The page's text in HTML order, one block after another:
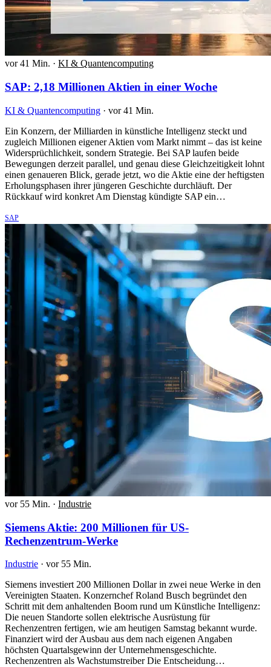
vor 41 Min. · KI & Quantencomputing
SAP: 2,18 Millionen Aktien in einer Woche
KI & Quantencomputing · vor 41 Min.
Ein Konzern, der Milliarden in künstliche Intelligenz steckt und
zugleich Millionen eigener Aktien vom Markt nimmt – das ist keine
Widersprüchlichkeit, sondern Strategie. Bei SAP laufen beide
Bewegungen derzeit parallel, und genau diese Gleichzeitigkeit lohnt
einen genaueren Blick, gerade jetzt, wo die Aktie eine der heftigsten
Erholungsphasen ihrer jüngeren Geschichte durchläuft. Der
Rückkauf wird konkret Am Dienstag kündigte SAP ein…
SAP
vor 55 Min. · Industrie
Siemens Aktie: 200 Millionen für US-
Rechenzentrum-Werke
Industrie · vor 55 Min.
Siemens investiert 200 Millionen Dollar in zwei neue Werke in den
Vereinigten Staaten. Konzernchef Roland Busch begründet den
Schritt mit dem anhaltenden Boom rund um Künstliche Intelligenz:
Die neuen Standorte sollen elektrische Ausrüstung für
Rechenzentren fertigen, wie am heutigen Samstag bekannt wurde.
Finanziert wird der Ausbau aus dem nach eigenen Angaben
höchsten Quartalsgewinn der Unternehmensgeschichte.
Rechenzentren als Wachstumstreiber Die Entscheidung…